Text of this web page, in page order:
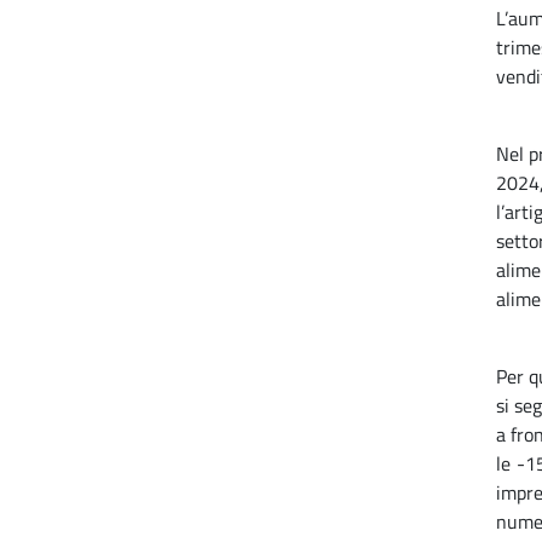
Nel
Per
si
a
le -